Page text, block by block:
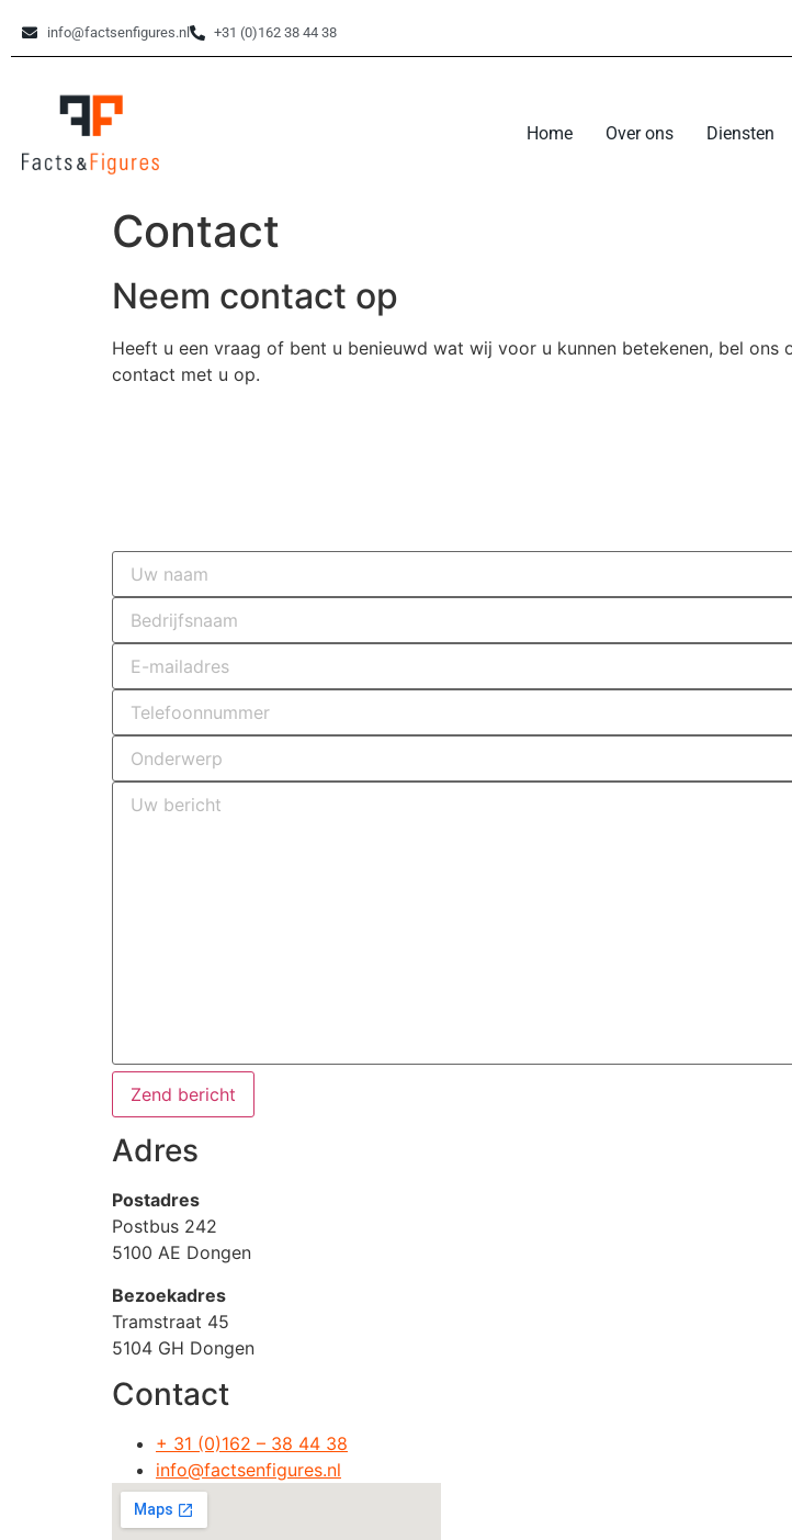
info@factsenfigures.nl +31 (0)162 38 44 38
Home Over ons Diensten
Contact
Neem contact op
Heeft u een vraag of bent u benieuwd wat wij voor u kunnen betekenen, bel
contact met u op.
Adres
Postadres
Postbus 242
5100 AE Dongen
Bezoekadres
Tramstraat 45
5104 GH Dongen
Contact
+ 31 (0)162 – 38 44 38
info@factsenfigures.nl